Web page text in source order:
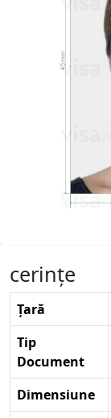
cerinţe
Țară
Tip
Document
Dimensiune